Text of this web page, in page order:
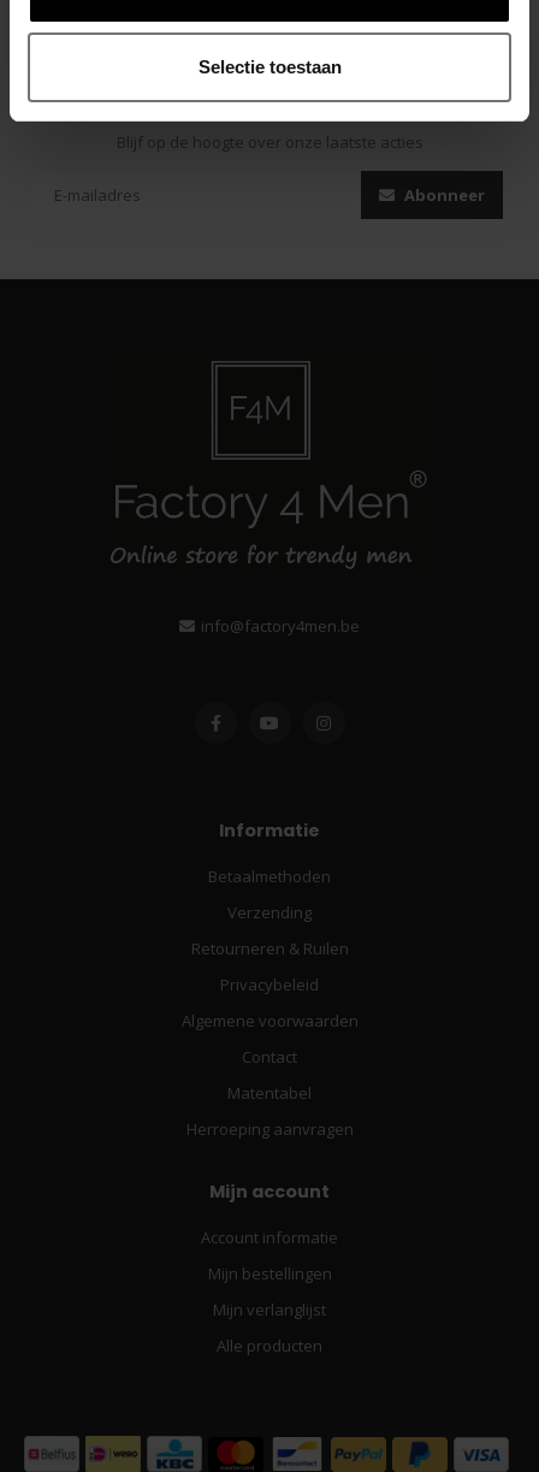
Selectie toestaan
Abonneer je op onze nieuwsbrief
Blijf op de hoogte over onze laatste acties
Abonneer
info@factory4men.be
Informatie
Betaalmethoden
Verzending
Retourneren & Ruilen
Privacybeleid
Algemene voorwaarden
Contact
Matentabel
Herroeping aanvragen
Mijn account
Account informatie
Mijn bestellingen
Mijn verlanglijst
Alle producten